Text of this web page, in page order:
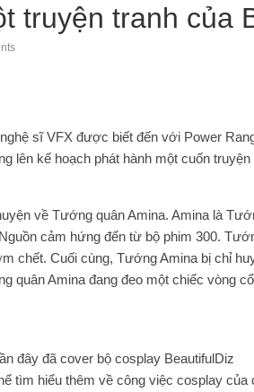
truyện tranh của
sĩ VFX được biết đến với Power
lên kế hoạch phát hành một cuốn
về Tướng quân Amina. Amina là
cảm hứng đến từ bộ phim 300.
chết. Cuối cùng, Tướng Amina bị chỉ
quân Amina đang đeo một chiếc vòng
đây đã cover bộ cosplay BeautifulDiz
tìm hiểu thêm về công việc cosplay của